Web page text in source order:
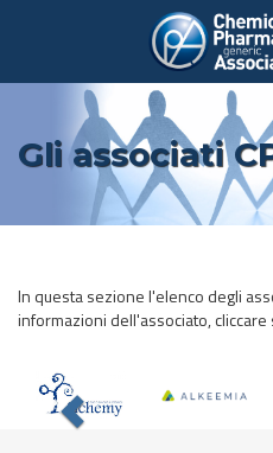
Gli associati
In questa sezione l'elenco degli
informazioni dell'associato,
Previous